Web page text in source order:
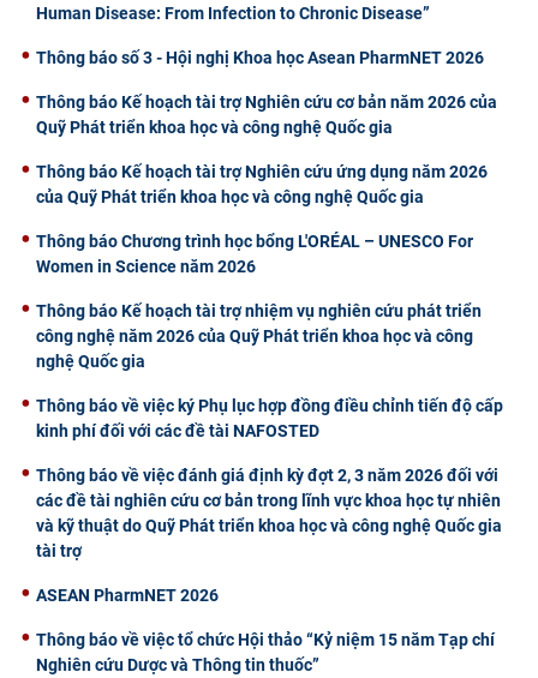
Human Disease: From Infection to Chronic Disease”
Thông báo số 3 - Hội nghị Khoa học Asean PharmNET 2026
Thông báo Kế hoạch tài trợ Nghiên cứu cơ bản năm 2026 của
Quỹ Phát triển khoa học và công nghệ Quốc gia
Thông báo Kế hoạch tài trợ Nghiên cứu ứng dụng năm 2026
của Quỹ Phát triển khoa học và công nghệ Quốc gia
Thông báo Chương trình học bổng L'ORÉAL – UNESCO For
Women in Science năm 2026
Thông báo Kế hoạch tài trợ nhiệm vụ nghiên cứu phát triển
công nghệ năm 2026 của Quỹ Phát triển khoa học và công
nghệ Quốc gia
Thông báo về việc ký Phụ lục hợp đồng điều chỉnh tiến độ cấp
kinh phí đối với các đề tài NAFOSTED
Thông báo về việc đánh giá định kỳ đợt 2, 3 năm 2026 đối với
các đề tài nghiên cứu cơ bản trong lĩnh vực khoa học tự nhiên
và kỹ thuật do Quỹ Phát triển khoa học và công nghệ Quốc gia
tài trợ
ASEAN PharmNET 2026
Thông báo về việc tổ chức Hội thảo “Kỷ niệm 15 năm Tạp chí
Nghiên cứu Dược và Thông tin thuốc”